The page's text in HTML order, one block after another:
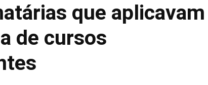
que aplicavam
de cursos